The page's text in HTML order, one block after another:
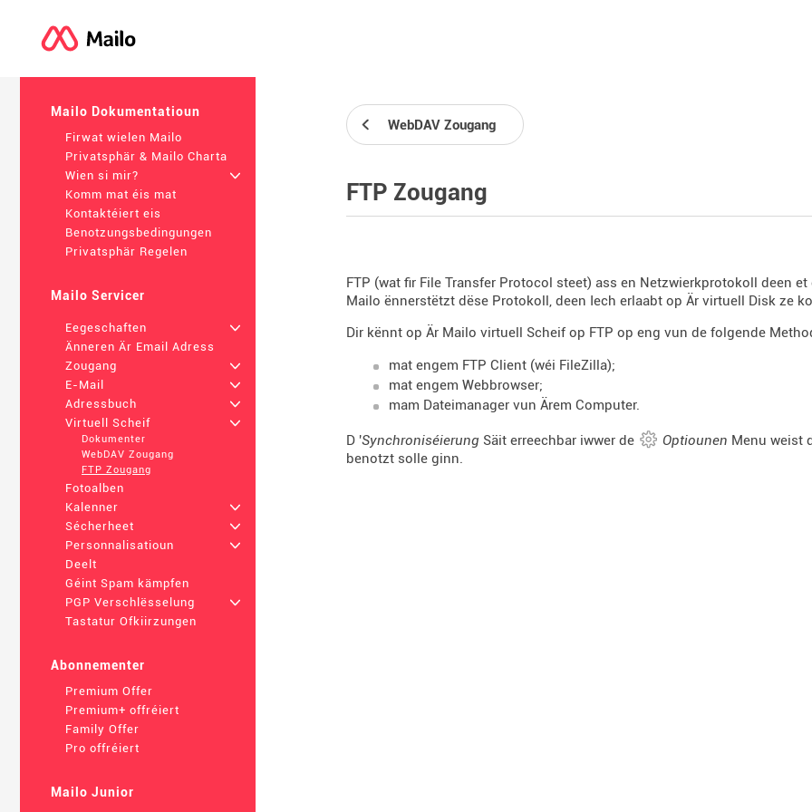
Mailo Dokumentatioun
Firwat wielen Mailo
Privatsphär & Mailo Charta
Wien si mir?
+
Komm mat éis mat
Kontaktéiert eis
Benotzungsbedingungen
Privatsphär Regelen
Mailo Servicer
Eegeschaften
+
Änneren Är Email Adress
Zougang
+
E-Mail
+
Adressbuch
+
Virtuell Scheif
+
Dokumenter
WebDAV Zougang
FTP Zougang
Fotoalben
Kalenner
+
Sécherheet
+
Personnalisatioun
+
Deelt
Géint Spam kämpfen
PGP Verschlësselung
+
Tastatur Ofkiirzungen
Abonnementer
Premium Offer
Premium+ offréiert
Family Offer
Pro offréiert
Mailo Junior
WebDAV Zougang
FTP Zougang
FTP (wat fir File Transfer Protocol steet) ass en Netzwierkprotokoll deen
Mailo ënnerstëtzt dëse Protokoll, deen Iech erlaabt op Är virtuell Disk ze
Dir kënnt op Är Mailo virtuell Scheif op FTP op eng vun de folgende
mat engem FTP Client (wéi FileZilla);
mat engem Webbrowser;
mam Dateimanager vun Ärem Computer.
D 'Synchroniséierung Säit erreechbar iwwer de Optiounen Menu weist
benotzt solle ginn.